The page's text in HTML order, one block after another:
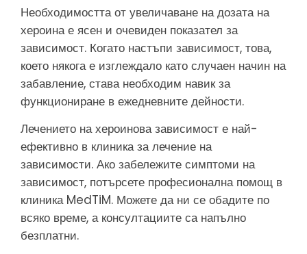
Необходимостта от увеличаване на дозата на
хероина е ясен и очевиден показател за
зависимост. Когато настъпи зависимост, това,
което някога е изглеждало като случаен начин на
забавление, става необходим навик за
функциониране в ежедневните дейности.
Лечението на хероинова зависимост е най-
ефективно в клиника за лечение на
зависимости. Ако забележите симптоми на
зависимост, потърсете професионална помощ в
клиника MedTiM. Можете да ни се обадите по
всяко време, а консултациите са напълно
безплатни.